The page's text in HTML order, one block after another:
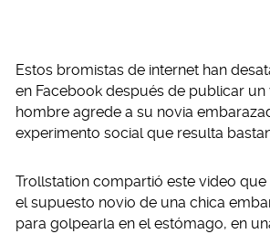
Estos bromistas de internet han
en Facebook después de publicar
hombre agrede a su novia
experimento social que resulta
Trollstation compartió este video
el supuesto novio de una chica
para golpearla en el estómago, en